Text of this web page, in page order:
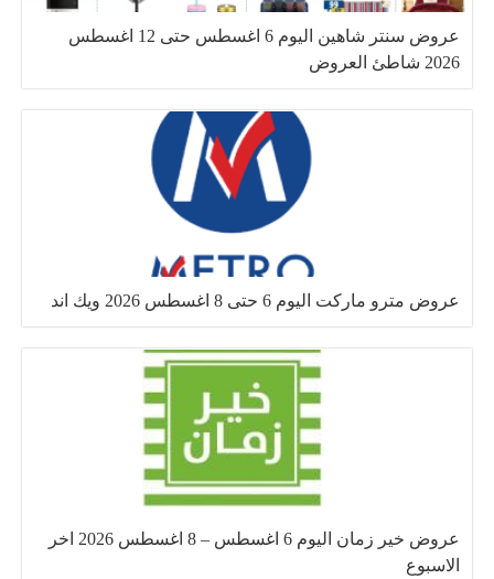
عروض سنتر شاهين اليوم 6 اغسطس حتى 12 اغسطس
2026 شاطئ العروض
عروض مترو ماركت اليوم 6 حتى 8 اغسطس 2026 ويك اند
عروض خير زمان اليوم 6 اغسطس – 8 اغسطس 2026 اخر
الاسبوع